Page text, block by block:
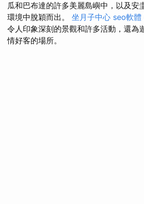
瓜和巴布達的許多美麗島嶼中，以及安
環境中脫穎而出。 坐月子中心 seo軟體
令人印象深刻的景觀和許多活動，還為
情好客的場所。